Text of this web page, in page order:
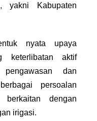
yakni Kabupaten
nyata upaya
keterlibatan aktif
dan
persoalan
berkaitan dengan
irigasi.